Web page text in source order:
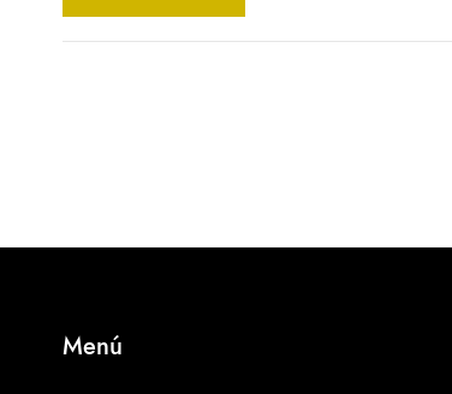
Menú